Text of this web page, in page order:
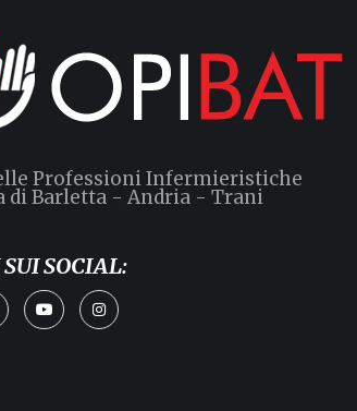
Professioni Infermieristiche
di Barletta - Andria - Trani
SOCIAL: